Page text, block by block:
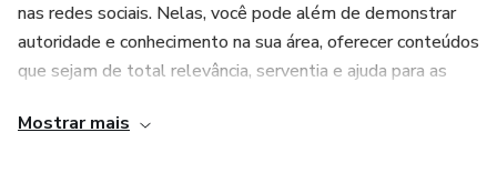
nas redes sociais. Nelas, você pode além de demonstrar
autoridade e conhecimento na sua área, oferecer conteúdos
que sejam de total relevância, serventia e ajuda para as
com pontos em comum em seu cotidiano, que se
Mostrar mais